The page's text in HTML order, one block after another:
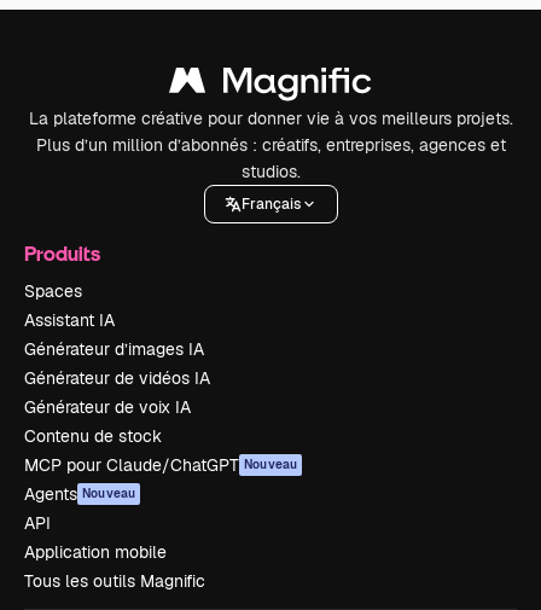
La plateforme créative pour donner vie à vos meilleurs projets.
Plus d’un million d’abonnés : créatifs, entreprises, agences et
studios.
Français
Produits
Spaces
Assistant IA
Générateur d’images IA
Générateur de vidéos IA
Générateur de voix IA
Contenu de stock
MCP pour Claude/ChatGPT Nouveau
Agents Nouveau
API
Application mobile
Tous les outils Magnific